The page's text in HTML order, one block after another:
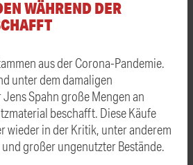
WÄHREND DER
aus der Corona-Pandemie.
unter dem damaligen
Spahn große Mengen an
beschafft. Diese Käufe
wieder in der Kritik, unter anderem
großer ungenutzter Bestände.